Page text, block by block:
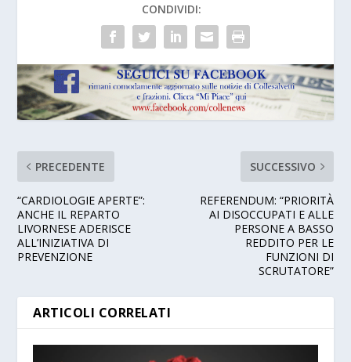
CONDIVIDI:
PRECEDENTE
“CARDIOLOGIE APERTE”:
ANCHE IL REPARTO
LIVORNESE ADERISCE
ALL’INIZIATIVA DI
PREVENZIONE
SUCCESSIVO
REFERENDUM: “PRIORITÀ
AI DISOCCUPATI E ALLE
PERSONE A BASSO
REDDITO PER LE
FUNZIONI DI
SCRUTATORE”
ARTICOLI CORRELATI